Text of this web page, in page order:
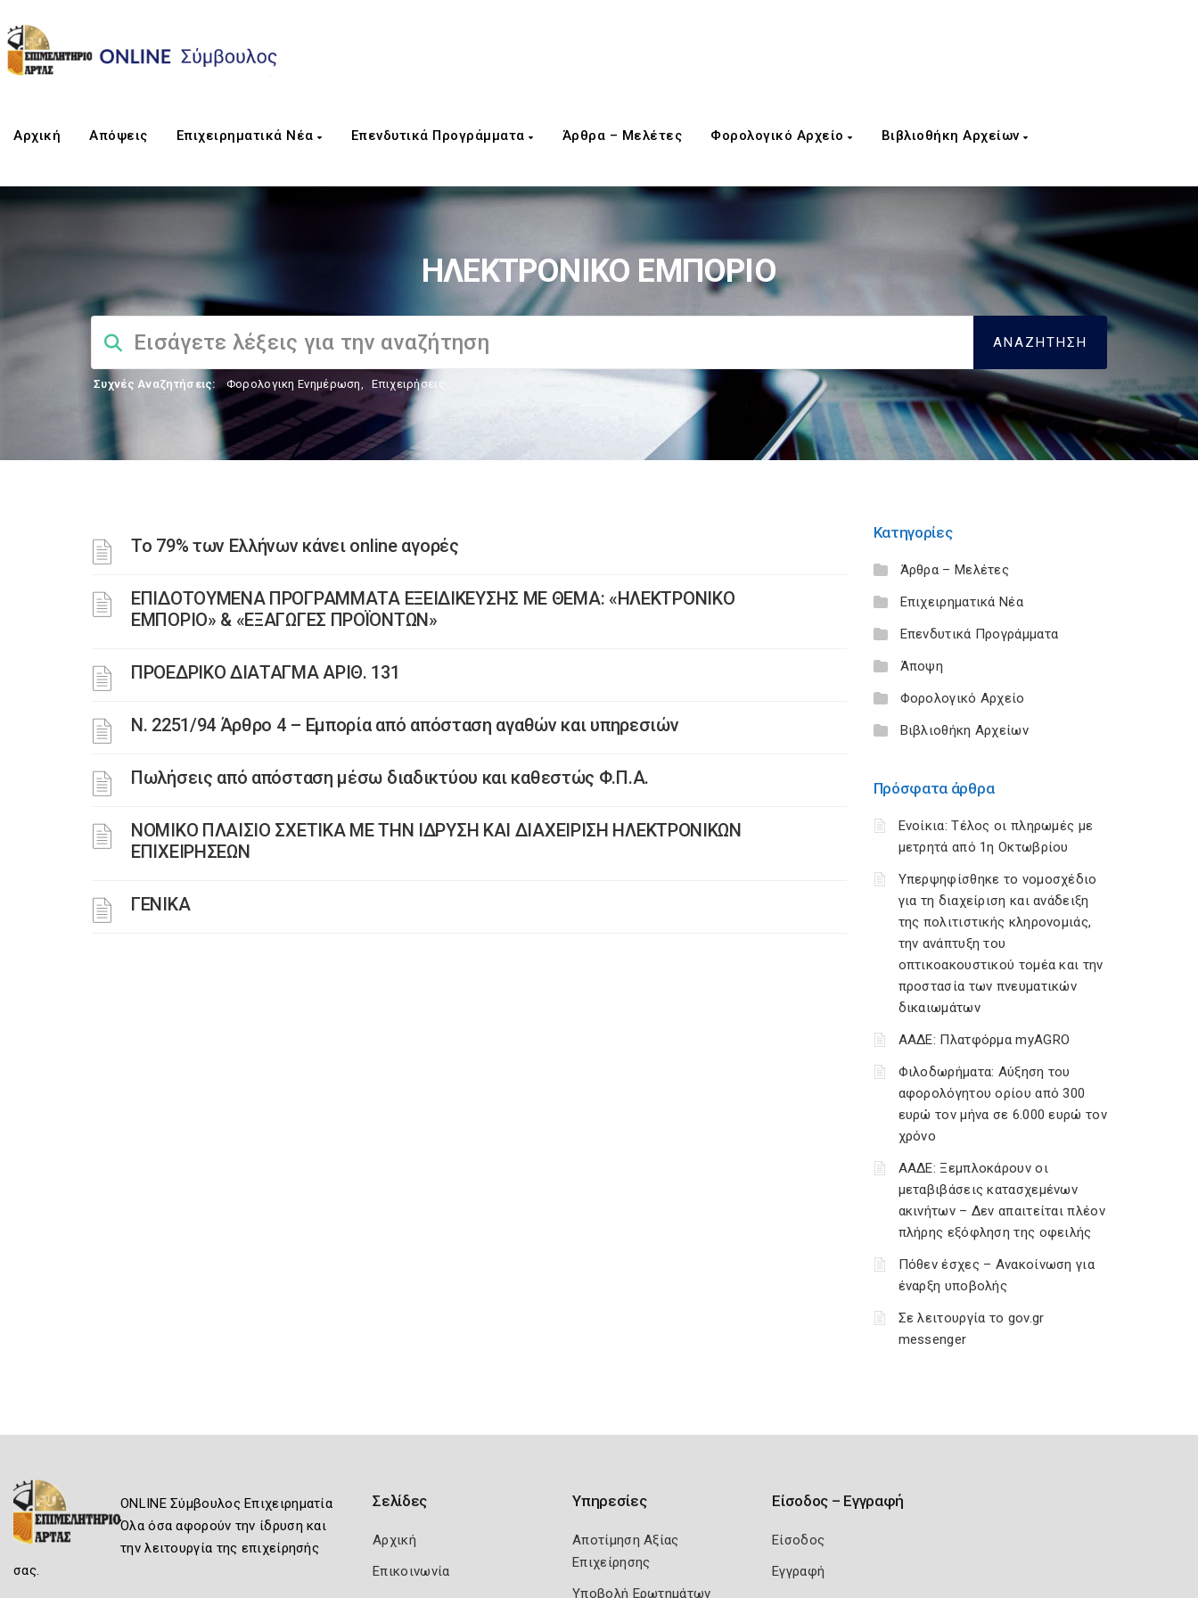
Αρχική Απόψεις Επιχειρηματικά Νέα Επενδυτικά Προγράμματα Άρθρα – Μελέτες Φορολογικό Αρχείο Βιβλιοθήκη Αρχείων
ΗΛΕΚΤΡΟΝΙΚΟ ΕΜΠΟΡΙΟ
Συχνές Αναζητήσεις: Φορολογικη Ενημέρωση, Επιχειρήσεις
Το 79% των Ελλήνων κάνει online αγορές
ΕΠΙΔΟΤΟΥΜΕΝΑ ΠΡΟΓΡΑΜΜΑΤΑ ΕΞΕΙΔΙΚΕΥΣΗΣ ΜΕ ΘΕΜΑ: «ΗΛΕΚΤΡΟΝΙΚΟ
ΕΜΠΟΡΙΟ» & «ΕΞΑΓΩΓΕΣ ΠΡΟΪΟΝΤΩΝ»
ΠΡΟΕΔΡΙΚΟ ΔΙΑΤΑΓΜΑ ΑΡΙΘ. 131
Ν. 2251/94 Άρθρο 4 – Εμπορία από απόσταση αγαθών και υπηρεσιών
Πωλήσεις από απόσταση μέσω διαδικτύου και καθεστώς Φ.Π.Α.
ΝΟΜΙΚΟ ΠΛΑΙΣΙΟ ΣΧΕΤΙΚΑ ΜΕ ΤΗΝ ΙΔΡΥΣΗ ΚΑΙ ΔΙΑΧΕΙΡΙΣΗ ΗΛΕΚΤΡΟΝΙΚΩΝ
ΕΠΙΧΕΙΡΗΣΕΩΝ
ΓΕΝΙΚΑ
Κατηγορίες
Άρθρα – Μελέτες
Επιχειρηματικά Νέα
Επενδυτικά Προγράμματα
Άποψη
Φορολογικό Αρχείο
Βιβλιοθήκη Αρχείων
Πρόσφατα άρθρα
Ενοίκια: Τέλος οι πληρωμές με
μετρητά από 1η Οκτωβρίου
Υπερψηφίσθηκε το νομοσχέδιο
για τη διαχείριση και ανάδειξη
της πολιτιστικής κληρονομιάς,
την ανάπτυξη του
οπτικοακουστικού τομέα και την
προστασία των πνευματικών
δικαιωμάτων
ΑΑΔΕ: Πλατφόρμα myAGRO
Φιλοδωρήματα: Αύξηση του
αφορολόγητου ορίου από 300
ευρώ τον μήνα σε 6.000 ευρώ τον
χρόνο
ΑΑΔΕ: Ξεμπλοκάρουν οι
μεταβιβάσεις κατασχεμένων
ακινήτων – Δεν απαιτείται πλέον
πλήρης εξόφληση της οφειλής
Πόθεν έσχες – Ανακοίνωση για
έναρξη υποβολής
Σε λειτουργία το gov.gr
messenger
ONLINE Σύμβουλος Επιχειρηματία
Όλα όσα αφορούν την ίδρυση και
την λειτουργία της επιχείρησής
σας.
Σελίδες
Αρχική
Επικοινωνία
Υπηρεσίες
Αποτίμηση Αξίας
Επιχείρησης
Υποβολή Ερωτημάτων
Είσοδος – Εγγραφή
Είσοδος
Εγγραφή